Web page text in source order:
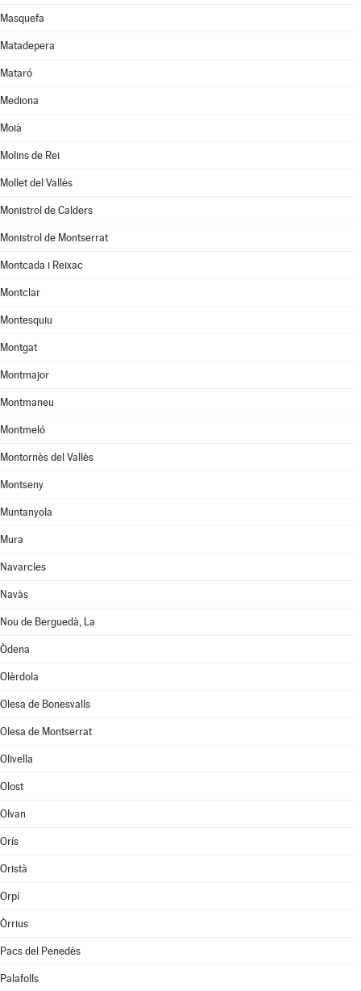
Masquefa
Matadepera
Mataró
Mediona
Moià
Molins de Rei
Mollet del Vallès
Monistrol de Calders
Monistrol de Montserrat
Montcada i Reixac
Montclar
Montesquiu
Montgat
Montmajor
Montmaneu
Montmeló
Montornès del Vallès
Montseny
Muntanyola
Mura
Navarcles
Navàs
Nou de Berguedà, La
Òdena
Olèrdola
Olesa de Bonesvalls
Olesa de Montserrat
Olivella
Olost
Olvan
Orís
Oristà
Orpí
Òrrius
Pacs del Penedès
Palafolls